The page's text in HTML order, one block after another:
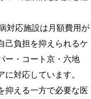
対応施設は月額費用が
己負担を抑えられるケ
ー・コート京・六地
対応しています。
抑える一方で必要な医